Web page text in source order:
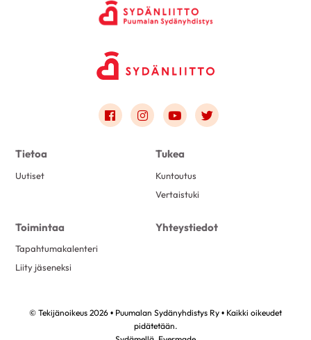
Link to facebook
Link to instagram
Link to youtube
Link to twitter
Tietoa
Uutiset
Tukea
Kuntoutus
Vertaistuki
Toimintaa
Tapahtumakalenteri
Liity jäseneksi
Yhteystiedot
© Tekijänoikeus 2026 • Puumalan Sydänyhdistys Ry • Kaikki oikeudet
pidätetään.